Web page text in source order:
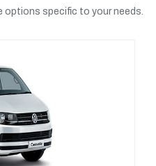
options specific to your needs.